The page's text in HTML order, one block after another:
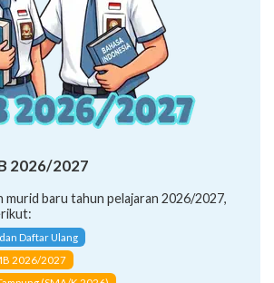
2026/2027
murid baru tahun pelajaran 2026/2027,
Daftar Ulang
2026/2027